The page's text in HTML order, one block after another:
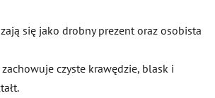
się jako drobny prezent oraz osobista
zachowuje czyste krawędzie, blask i